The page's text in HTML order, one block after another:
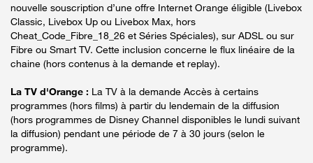
nouvelle souscription d’une offre Internet Orange éligible (Livebox
Classic, Livebox Up ou Livebox Max, hors
Cheat_Code_Fibre_18_26 et Séries Spéciales), sur ADSL ou sur
Fibre ou Smart TV. Cette inclusion concerne le flux linéaire de la
chaine (hors contenus à la demande et replay).
La TV d'Orange : La TV à la demande Accès à certains
programmes (hors films) à partir du lendemain de la diffusion
(hors programmes de Disney Channel disponibles le lundi suivant
la diffusion) pendant une période de 7 à 30 jours (selon le
programme).